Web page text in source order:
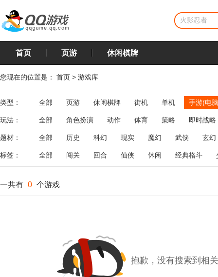
首页 页游 休闲棋牌
您现在的位置是： 首页 > 游戏库
类型： 全部 页游 休闲棋牌 街机 单机 手游(电
玩法： 全部 角色扮演 动作 体育 策略
即时战略
飞行
恋爱 第三人称射击 棋类 牌类 麻将
题材： 全部 历史 科幻 现实 魔幻 武侠 玄幻
标签： 全部 闯关 回合 仙侠 休闲 经典格斗
一共有 0 个游戏
抱歉，没有搜索到相